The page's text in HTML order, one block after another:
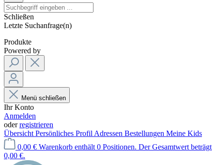
Schließen
Letzte Suchanfrage(n)
Produkte
Powered by
Menü schließen
Ihr Konto
Anmelden
oderregistrieren
Übersicht Persönliches Profil Adressen Bestellungen Meine Kids
0,00 € Warenkorb enthält 0 Positionen. Der Gesamtwert beträgt
0,00 €.